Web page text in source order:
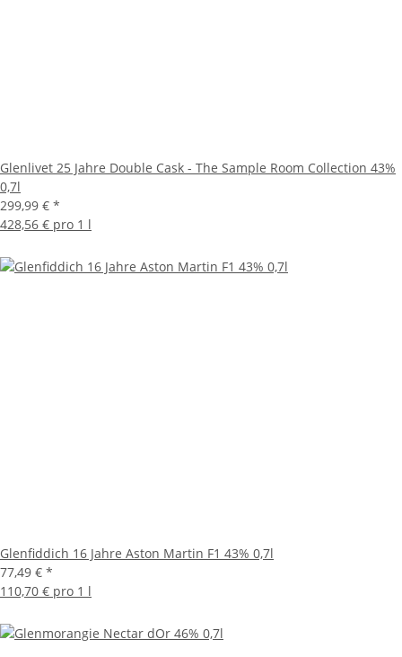
Glenlivet 25 Jahre Double Cask - The Sample Room Collection 43%
0,7l
299,99 € *
428,56 € pro 1 l
Glenfiddich 16 Jahre Aston Martin F1 43% 0,7l
77,49 € *
110,70 € pro 1 l